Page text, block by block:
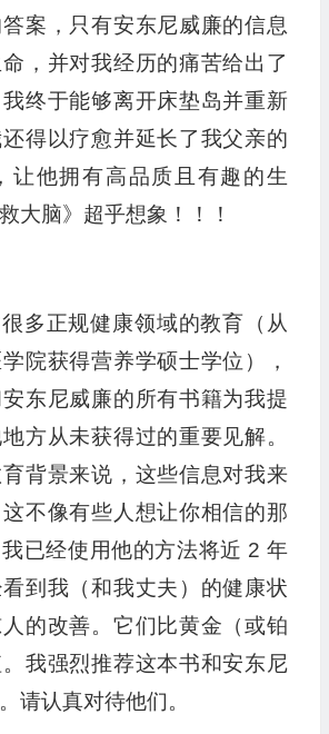
案，只有安东尼威廉的信息
，并对我经历的痛苦给出了
终于能够离开床垫岛并重新
得以疗愈并延长了我父亲的
让他拥有高品质且有趣的生
大脑》超乎想象！！！
多正规健康领域的教育（从
院获得营养学硕士学位），
东尼威廉的所有书籍为我提
方从未获得过的重要见解。
背景来说，这些信息对我来
不像有些人想让你相信的那
已经使用他的方法将近 2 年
到我（和我丈夫）的健康状
的改善。它们比黄金（或铂
我强烈推荐这本书和安东尼
请认真对待他们。